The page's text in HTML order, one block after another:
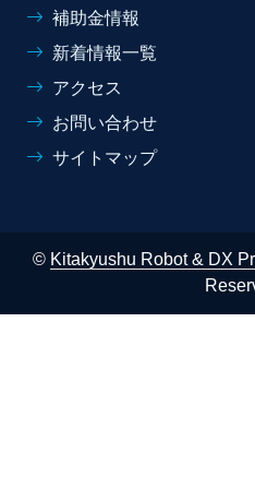
補助金情報
新着情報一覧
アクセス
お問い合わせ
サイトマップ
© Kitakyushu Robot & DX